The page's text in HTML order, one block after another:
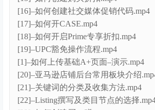
读、新卖家如何规避侵.mp4
[3]–三、选品十大维度数据解析.mp4
[4]–四、如何计算产品利润率及利润
选优质的供应链.mp4
[5]–五、选品的四大途径： 站外
品.mp4
[6]–六、选品的四大途径： 站内选品
[7]–七、10种最实用的选品方式：细分
[8]–八、10种最实用的选品方式：